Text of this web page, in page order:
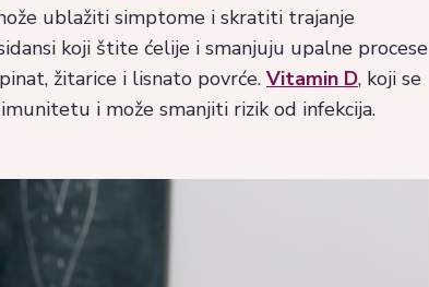
ublažiti simptome i skratiti trajanje
koji štite ćelije i smanjuju upalne procese
žitarice i lisnato povrće. Vitamin D, koji se
i može smanjiti rizik od infekcija.